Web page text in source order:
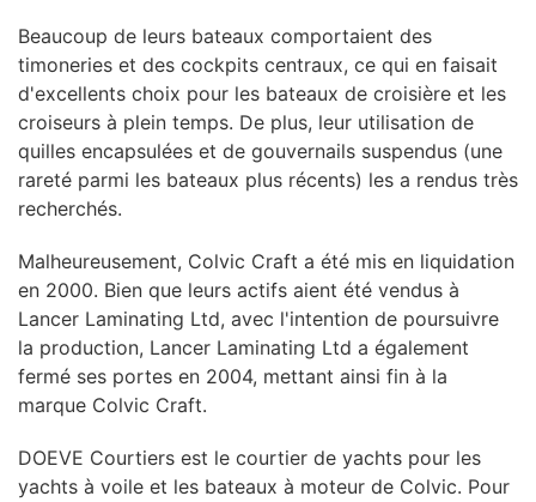
Beaucoup de leurs bateaux comportaient des
timoneries et des cockpits centraux, ce qui en faisait
d'excellents choix pour les bateaux de croisière et les
croiseurs à plein temps. De plus, leur utilisation de
quilles encapsulées et de gouvernails suspendus (une
rareté parmi les bateaux plus récents) les a rendus très
recherchés.
Malheureusement, Colvic Craft a été mis en liquidation
en 2000. Bien que leurs actifs aient été vendus à
Lancer Laminating Ltd, avec l'intention de poursuivre
la production, Lancer Laminating Ltd a également
fermé ses portes en 2004, mettant ainsi fin à la
marque Colvic Craft.
DOEVE Courtiers est le courtier de yachts pour les
yachts à voile et les bateaux à moteur de Colvic. Pour